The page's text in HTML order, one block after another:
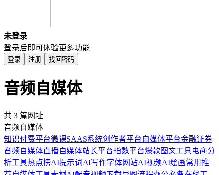
未登录
登录后即可体验更多功能
登录 注册 找回密码
音频自媒体
共 3 篇网址
音频自媒体
知识付费平台微课SAAS系统创作者平台自媒体平台金融证券
音频自媒体直播自媒体站长平台指数平台爆款图文工具电商分
析工具热点榜AI提示词 AI写作字体网站AI视频AI绘画常用推